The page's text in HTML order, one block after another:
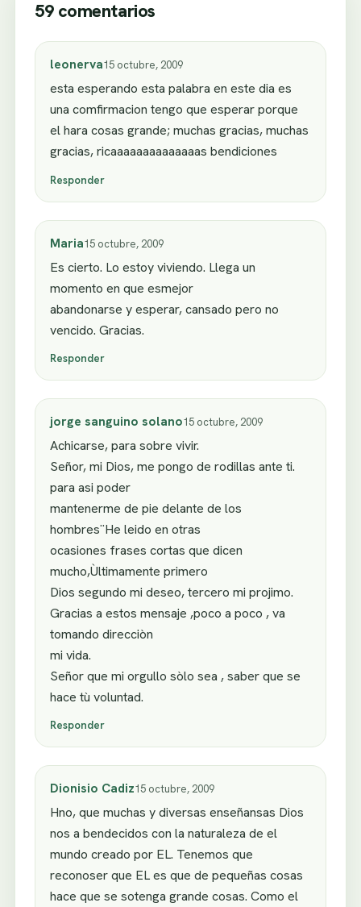
59 comentarios
leonerva15 octubre, 2009
esta esperando esta palabra en este dia es
una comfirmacion tengo que esperar porque
el hara cosas grande; muchas gracias, muchas
gracias, ricaaaaaaaaaaaaaas bendiciones
Responder
Maria15 octubre, 2009
Es cierto. Lo estoy viviendo. Llega un
momento en que esmejor
abandonarse y esperar, cansado pero no
vencido. Gracias.
Responder
jorge sanguino solano15 octubre, 2009
Achicarse, para sobre vivir.
Señor, mi Dios, me pongo de rodillas ante ti.
para asi poder
mantenerme de pie delante de los
hombres¨He leido en otras
ocasiones frases cortas que dicen
mucho,Ùltimamente primero
Dios segundo mi deseo, tercero mi projimo.
Gracias a estos mensaje ,poco a poco , va
tomando direcciòn
mi vida.
Señor que mi orgullo sòlo sea , saber que se
hace tù voluntad.
Responder
Dionisio Cadiz15 octubre, 2009
Hno, que muchas y diversas enseñansas Dios
nos a bendecidos con la naturaleza de el
mundo creado por EL. Tenemos que
reconoser que EL es que de pequeñas cosas
hace que se sotenga grande cosas. Como el